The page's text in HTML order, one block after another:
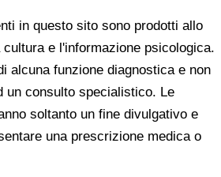
in questo sito sono prodotti allo
e l'informazione psicologica.
alcuna funzione diagnostica e non
un consulto specialistico. Le
soltanto un fine divulgativo e
una prescrizione medica o